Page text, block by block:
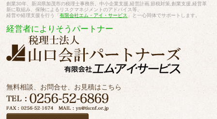
創業30年、新潟県加茂市の税理士事務所。中小企業支援,経営計画,節税対策,創業支援,経営革
新に取組み、保険によるリスクマネジメントのアドバイス等。
経営や経理支援を行う「有限会社エム・アイ・サービス 」と一心同体でサポートします。
経営者によりそうパートナー
無料相談、お問合せ、お見積はこちら